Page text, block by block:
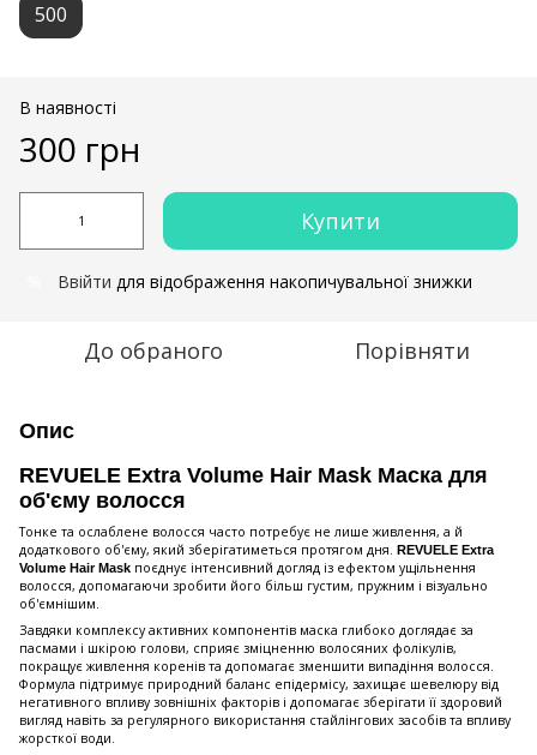
500
В наявності
300 грн
Купити
Ввійти для відображення накопичувальної знижки
До обраного Порівняти
Опис
REVUELE Extra Volume Hair Mask Маска для
об'єму волосся
Тонке та ослаблене волосся часто потребує не лише живлення, а й
додаткового об'єму, який зберігатиметься протягом дня. REVUELE Extra
Volume Hair Mask поєднує інтенсивний догляд із ефектом ущільнення
волосся, допомагаючи зробити його більш густим, пружним і візуально
об'ємнішим.
Завдяки комплексу активних компонентів маска глибоко доглядає за
пасмами і шкірою голови, сприяє зміцненню волосяних фолікулів,
покращує живлення коренів та допомагає зменшити випадіння волосся.
Формула підтримує природний баланс епідермісу, захищає шевелюру від
негативного впливу зовнішніх факторів і допомагає зберігати її здоровий
вигляд навіть за регулярного використання стайлінгових засобів та впливу
жорсткої води.